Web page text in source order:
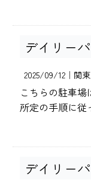
デイリー
2025/09/12｜ 関東
こちらの駐車
所定の手順に
デイリー